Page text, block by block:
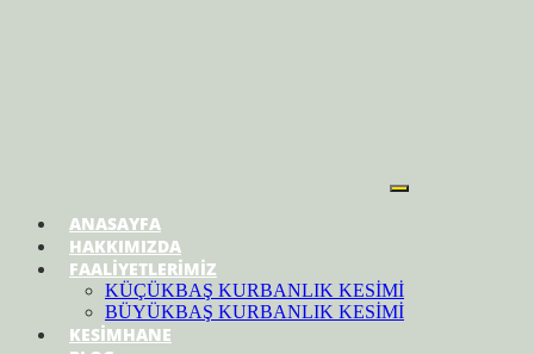
ANASAYFA
HAKKIMIZDA
FAALİYETLERİMİZ
KÜÇÜKBAŞ KURBANLIK KESİMİ
BÜYÜKBAŞ KURBANLIK KESİMİ
KESİMHANE